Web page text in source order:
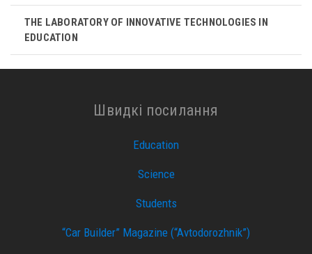
THE LABORATORY OF INNOVATIVE TECHNOLOGIES IN
EDUCATION
Швидкі посилання
Education
Science
Students
“Car Builder” Magazine (“Avtodorozhnik”)